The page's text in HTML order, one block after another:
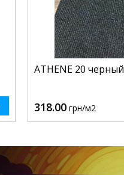
ATHENE 20 черный
318.00 грн/м2